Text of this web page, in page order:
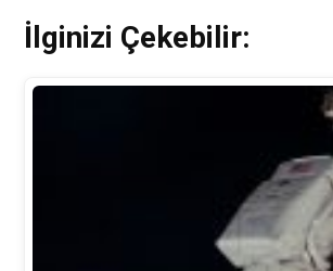
İlginizi Çekebilir: